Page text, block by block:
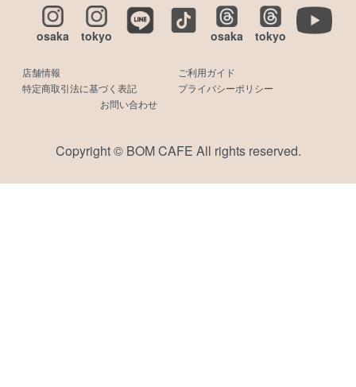
osaka tokyo osaka tokyo
店舗情報
ご利用ガイド
特定商取引法に基づく表記
プライバシーポリシー
お問い合わせ
Copyright © BOM CAFE All rights reserved.